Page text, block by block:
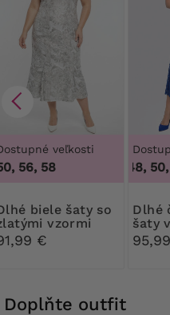
veľkosti
56, 58
so
vzormi
€
46, 48,
Dlhé čipkované
šaty
Doplňte outfit